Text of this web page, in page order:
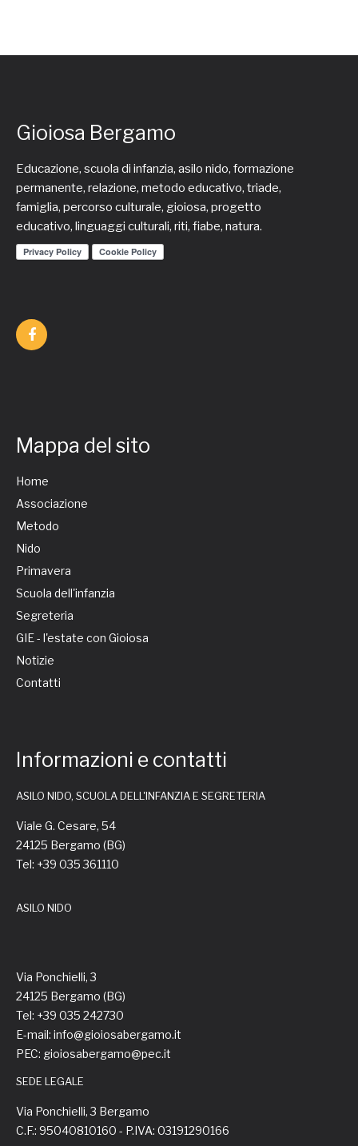
Gioiosa Bergamo
Educazione, scuola di infanzia, asilo nido, formazione
permanente, relazione, metodo educativo, triade,
famiglia, percorso culturale, gioiosa, progetto
educativo, linguaggi culturali, riti, fiabe, natura.
Mappa del sito
Home
Associazione
Metodo
Nido
Primavera
Scuola dell'infanzia
Segreteria
GIE - l'estate con Gioiosa
Notizie
Contatti
Informazioni e contatti
ASILO NIDO, SCUOLA DELL'INFANZIA E SEGRETERIA
Viale G. Cesare, 54
24125 Bergamo (BG)
Tel: +39 035 361110
ASILO NIDO
Via Ponchielli, 3
24125 Bergamo (BG)
Tel: +39 035 242730
E-mail: info@gioiosabergamo.it
PEC: gioiosabergamo@pec.it
SEDE LEGALE
Via Ponchielli, 3 Bergamo
C.F.: 95040810160 - P.IVA: 03191290166